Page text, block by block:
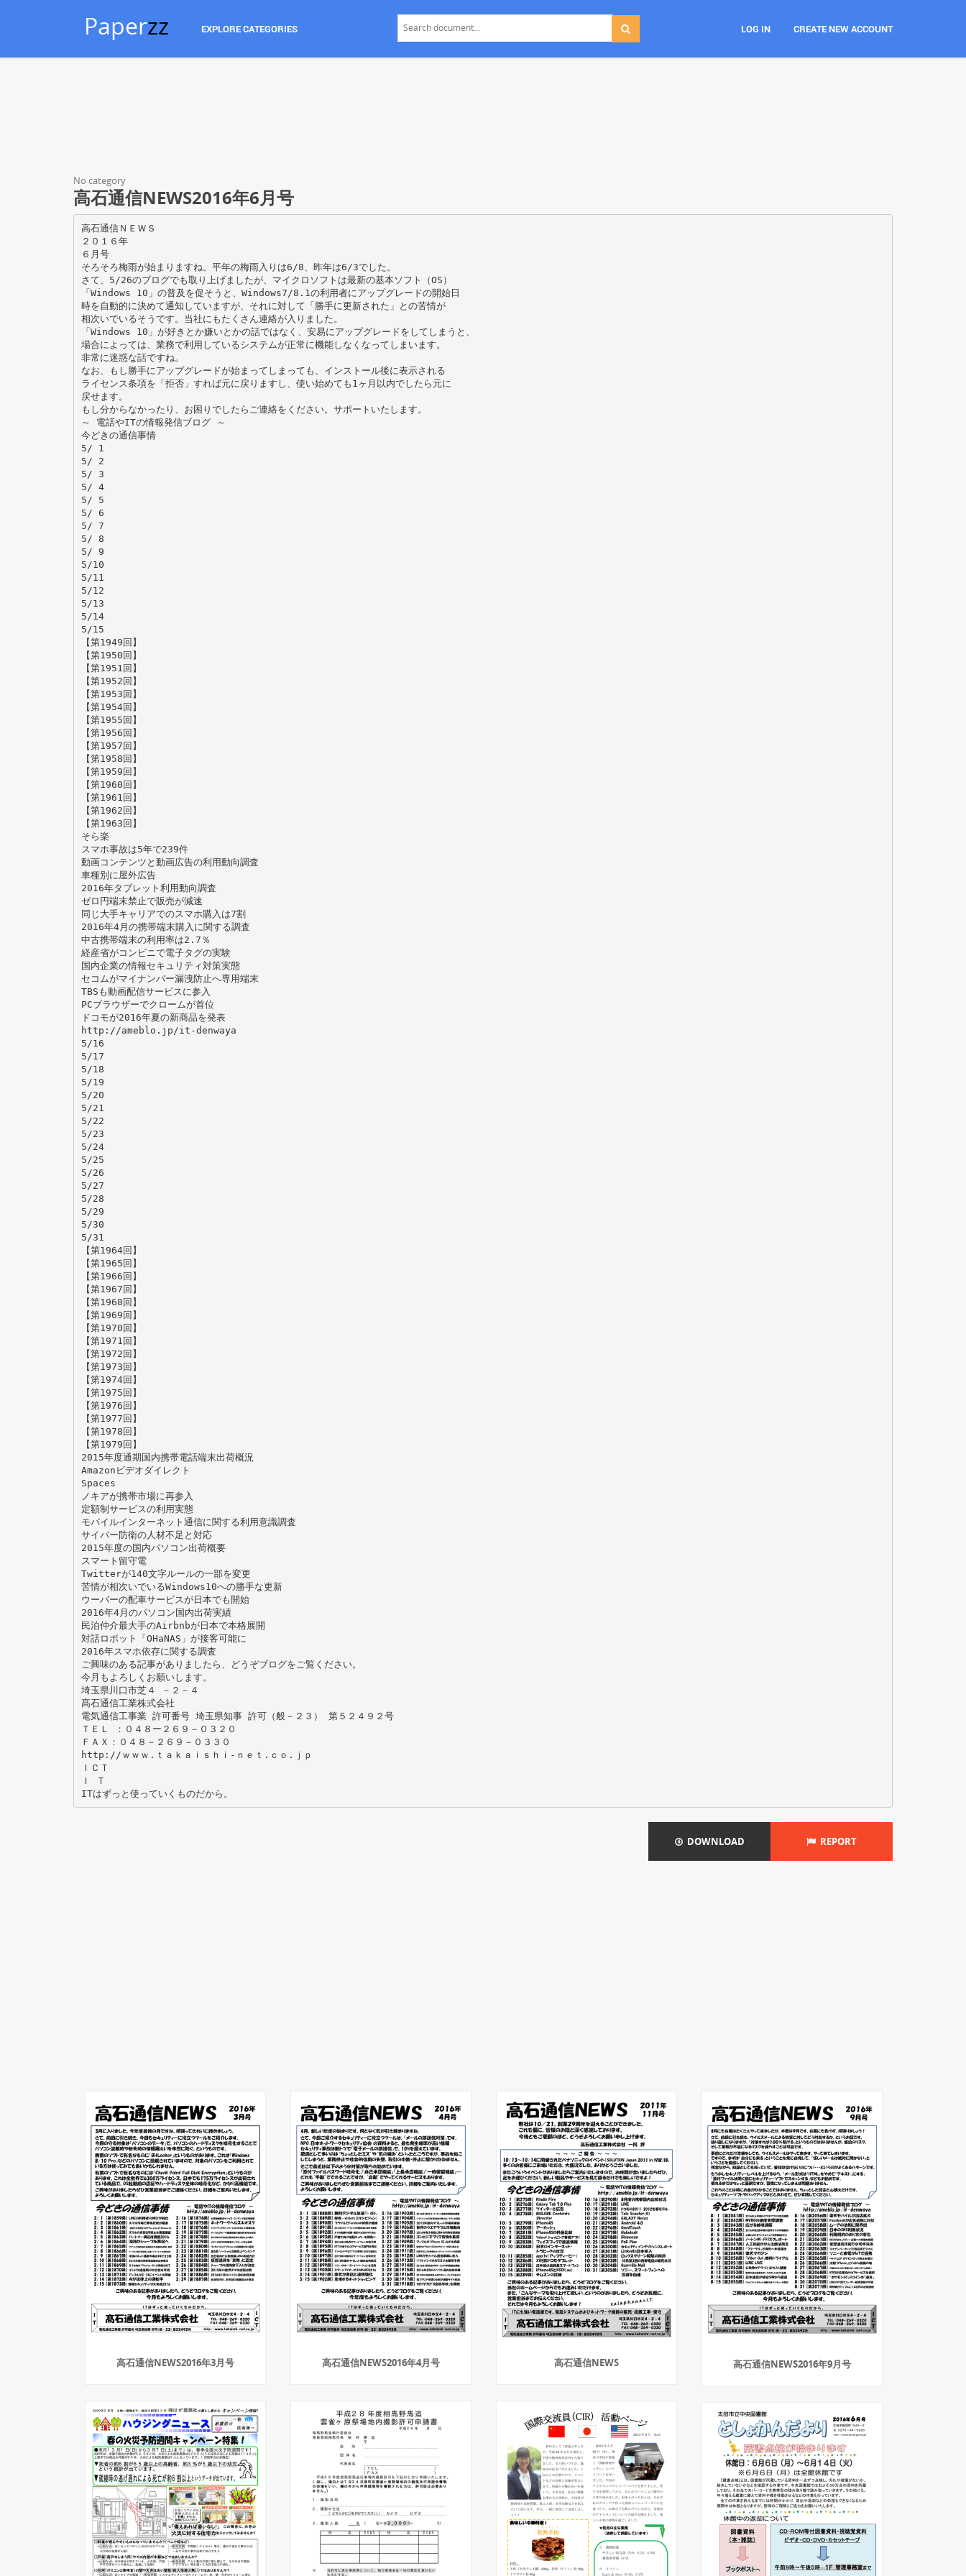
Paperzz EXPLORE CATEGORIES LOG IN CREATE NEW ACCOUNT
No category
高石通信NEWS2016年6月号
高石通信ＮＥＷＳ
２０１６年
６月号
そろそろ梅雨が始まりますね。平年の梅雨入りは6/8、昨年は6/3でした。
さて、5/26のブログでも取り上げましたが、マイクロソフトは最新の基本ソフト（OS）
「Windows 10」の普及を促そうと、Windows7/8.1の利用者にアップグレードの開始日
時を自動的に決めて通知していますが、それに対して「勝手に更新された」との苦情が
相次いでいるそうです。当社にもたくさん連絡が入りました。
「Windows 10」が好きとか嫌いとかの話ではなく、安易にアップグレードをしてしまうと、
場合によっては、業務で利用しているシステムが正常に機能しなくなってしまいます。
非常に迷惑な話ですね。
なお、もし勝手にアップグレードが始まってしまっても、インストール後に表示される
ライセンス条項を「拒否」すれば元に戻りますし、使い始めても1ヶ月以内でしたら元に
戻せます。
もし分からなかったり、お困りでしたらご連絡をください。サポートいたします。
～ 電話やITの情報発信ブログ ～
今どきの通信事情
5/ 1
5/ 2
5/ 3
5/ 4
5/ 5
5/ 6
5/ 7
5/ 8
5/ 9
5/10
5/11
5/12
5/13
5/14
5/15
【第1949回】
【第1950回】
【第1951回】
【第1952回】
【第1953回】
【第1954回】
【第1955回】
【第1956回】
【第1957回】
【第1958回】
【第1959回】
【第1960回】
【第1961回】
【第1962回】
【第1963回】
そら楽
スマホ事故は5年で239件
動画コンテンツと動画広告の利用動向調査
車種別に屋外広告
2016年タブレット利用動向調査
ゼロ円端末禁止で販売が減速
同じ大手キャリアでのスマホ購入は7割
2016年4月の携帯端末購入に関する調査
中古携帯端末の利用率は2.7％
経産省がコンビニで電子タグの実験
国内企業の情報セキュリティ対策実態
セコムがマイナンバー漏洩防止へ専用端末
TBSも動画配信サービスに参入
PCブラウザーでクロームが首位
ドコモが2016年夏の新商品を発表
http://ameblo.jp/it-denwaya
5/16
5/17
5/18
5/19
5/20
5/21
5/22
5/23
5/24
5/25
5/26
5/27
5/28
5/29
5/30
5/31
【第1964回】
【第1965回】
【第1966回】
【第1967回】
【第1968回】
【第1969回】
【第1970回】
【第1971回】
【第1972回】
【第1973回】
【第1974回】
【第1975回】
【第1976回】
【第1977回】
【第1978回】
【第1979回】
2015年度通期国内携帯電話端末出荷概況
Amazonビデオダイレクト
Spaces
ノキアが携帯市場に再参入
定額制サービスの利用実態
モバイルインターネット通信に関する利用意識調査
サイバー防衛の人材不足と対応
2015年度の国内パソコン出荷概要
スマート留守電
Twitterが140文字ルールの一部を変更
苦情が相次いでいるWindows10への勝手な更新
ウーバーの配車サービスが日本でも開始
2016年4月のパソコン国内出荷実績
民泊仲介最大手のAirbnbが日本で本格展開
対話ロボット「OHaNAS」が接客可能に
2016年スマホ依存に関する調査
ご興味のある記事がありましたら、どうぞブログをご覧ください。
今月もよろしくお願いします。
埼玉県川口市芝４ －２－４
髙石通信工業株式会社
電気通信工事業 許可番号 埼玉県知事 許可（般－２３） 第５２４９２号
ＴＥＬ ：０４８ー２６９－０３２０
ＦＡＸ：０４８－２６９－０３３０
http://ｗｗｗ.ｔａｋａｉｓｈｉ-ｎｅｔ.ｃｏ.ｊｐ
ＩＣＴ
Ｉ Ｔ
DOWNLOAD REPORT
高石通信NEWS2016年3月号 高石通信NEWS2016年4月号 高石通信NEWS 高石通信NEWS2016年9月号